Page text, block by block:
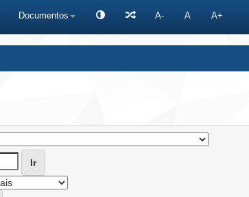
Documentos A- A A+